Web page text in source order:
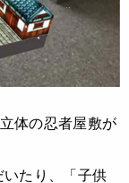
体の忍者屋敷が
たり、「子供